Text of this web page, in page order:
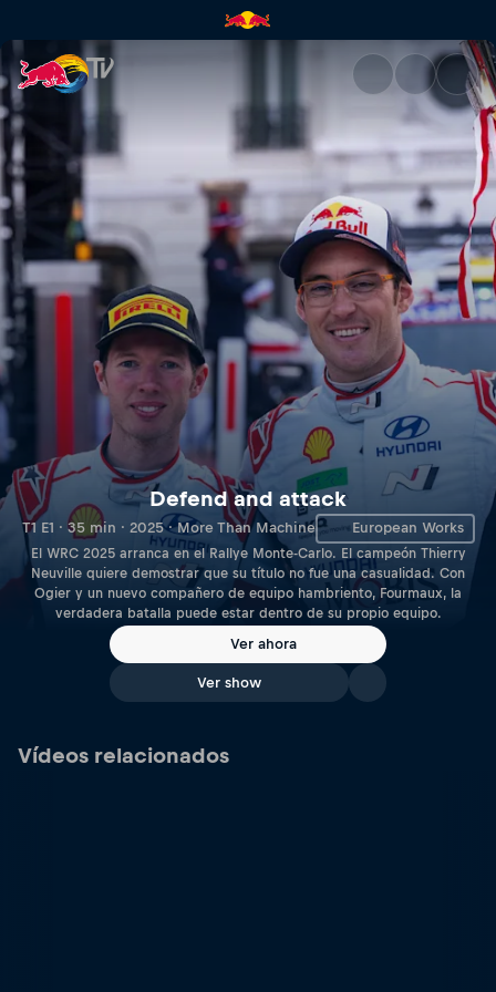
Defend and attack | Red Bull
Defend and attack
T1 E1 · 35 min · 2025 · More Than Machine European Works
El WRC 2025 arranca en el Rallye Monte-Carlo. El campeón Thierry
Neuville quiere demostrar que su título no fue una casualidad. Con
Ogier y un nuevo compañero de equipo hambriento, Fourmaux, la
verdadera batalla puede estar dentro de su propio equipo.
Ver ahora
Ver show
Vídeos relacionados